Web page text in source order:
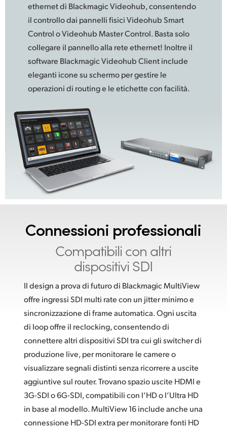
ethernet di Blackmagic Videohub, consentendo
il controllo dai pannelli fisici Videohub Smart
Control o Videohub Master Control. Basta solo
collegare il pannello alla rete ethernet! Inoltre il
software Blackmagic Videohub Client include
eleganti icone su schermo per gestire le
operazioni di routing e le etichette con facilità.
Connessioni professionali
Compatibili con altri
dispositivi SDI
Il design a prova di futuro di Blackmagic MultiView
offre ingressi SDI multi rate con un jitter minimo e
sincronizzazione di frame automatica. Ogni uscita
di loop offre il reclocking, consentendo di
connettere altri dispositivi SDI tra cui gli switcher di
produzione live, per monitorare le camere o
visualizzare segnali distinti senza ricorrere a uscite
aggiuntive sul router. Trovano spazio uscite HDMI e
3G-SDI o 6G-SDI, compatibili con l’HD o l’Ultra HD
in base al modello. MultiView 16 include anche una
connessione HD-SDI extra per monitorare fonti HD